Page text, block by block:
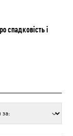
спадковість і